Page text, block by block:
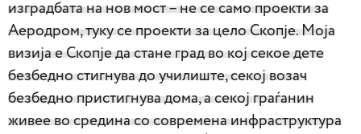
изградбата на нов мост – не се само проекти за
Аеродром, туку се проекти за цело Скопје. Моја
визија е Скопје да стане град во кој секое дете
безбедно стигнува до училиште, секој возач
безбедно пристигнува дома, а секој граѓанин
живее во средина со современа инфраструктура